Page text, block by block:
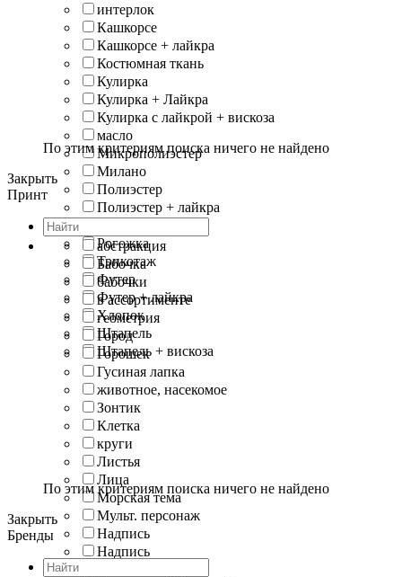
интерлок
Кашкорсе
Кашкорсе + лайкра
Костюмная ткань
Кулирка
Кулирка + Лайкра
Кулирка с лайкрой + вискоза
масло
Микрополиэстер
Милано
Полиэстер
Полиэстер + лайкра
Рогожка
Трикотаж
Футер
Футер + лайкра
Хлопок
Штапель
Штапель + вискоза
По этим критериям поиска ничего не найдено
Закрыть
Принт
абстракция
Бабочка
бабочки
в ассортименте
геометрия
Город
Горошек
Гусиная лапка
животное, насекомое
Зонтик
Клетка
круги
Листья
Лица
Морская тема
Мульт. персонаж
Надпись
Надпись
По этим критериям поиска ничего не найдено
Закрыть
Бренды